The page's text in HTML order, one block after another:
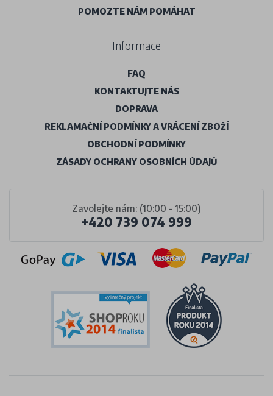
Zavolejte nám: (10:00 - 15:00)
+420 739 074 999
POMOZTE NÁM POMÁHAT
Informace
FAQ
KONTAKTUJTE NÁS
DOPRAVA
REKLAMAČNÍ PODMÍNKY A VRÁCENÍ ZBOŽÍ
OBCHODNÍ PODMÍNKY
ZÁSADY OCHRANY OSOBNÍCH ÚDAJŮ